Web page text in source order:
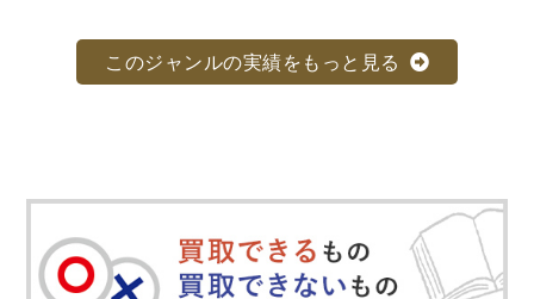
その他このジャンルの実績をもっと見る